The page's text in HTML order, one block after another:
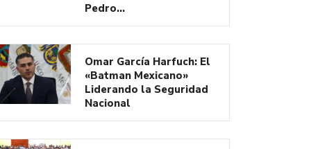
Pedro…
Omar García Harfuch: El
«Batman Mexicano»
Liderando la Seguridad
Nacional